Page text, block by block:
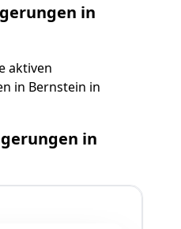
in
aktiven
in Bernstein in
in